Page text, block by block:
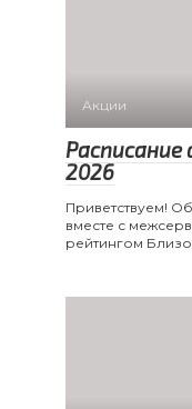
Акции
2026
Приветствуем!
вместе с
рейтингом